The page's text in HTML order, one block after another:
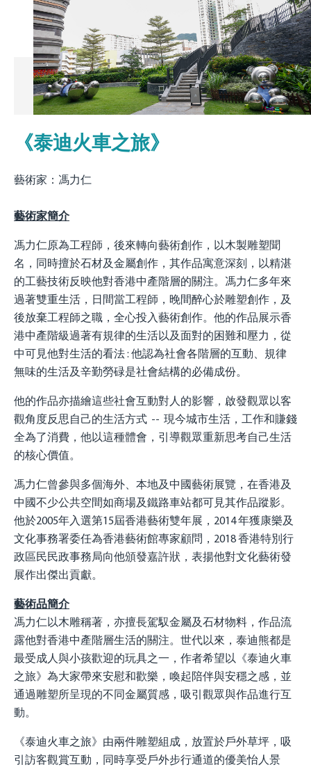
《泰迪火車之旅》
藝術家 ：馮力仁
藝術家簡介
馮力仁原為工程師，後來轉向藝術創作，以木製雕塑聞
名，同時擅於石材及金屬創作，其作品寓意深刻，以精湛
的工藝技術反映他對香港中產階層的關注。馮力仁多年來
過著雙重生活，日間當工程師，晚間醉心於雕塑創作，及
後放棄工程師之職，全心投入藝術創作。他的作品展示香
港中產階級過著有規律的生活以及面對的困難和壓力，從
中可見他對生活的看法 : 他認為社會各階層的互動、規律
無味的生活及辛勤勞碌是社會結構的必備成份。
他的作品亦描繪這些社會互動對人的影響，啟發觀眾以客
觀角度反思自己的生活方式 -- 現今城市生活，工作和賺錢
全為了消費，他以這種體會，引導觀眾重新思考自己生活
的核心價值。
馮力仁曾參與多個海外、本地及中國藝術展覽，在香港及
中國不少公共空間如商場及鐵路車站都可見其作品蹤影。
他於2005年入選第15屆香港藝術雙年展，2014 年獲康樂及
文化事務署委任為香港藝術館專家顧問，2018 香港特別行
政區民民政事務局向他頒發嘉許狀，表揚他對文化藝術發
展作出傑出貢獻。
藝術品簡介
馮力仁以木雕稱著，亦擅長駕馭金屬及石材物料，作品流
露他對香港中產階層生活的關注。世代以來，泰迪熊都是
最受成人與小孩歡迎的玩具之一，作者希望以《泰迪火車
之旅》為大家帶來安慰和歡樂，喚起陪伴與安穩之感，並
通過雕塑所呈現的不同金屬質感，吸引觀眾與作品進行互
動。
《泰迪火車之旅》由兩件雕塑組成，放置於戶外草坪，吸
引訪客觀賞互動，同時享受戶外步行通道的優美怡人景